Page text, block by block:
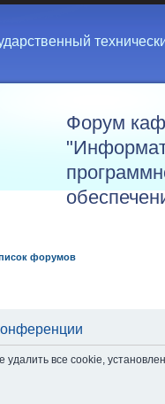
Форум
форумов
удалить все cookie,